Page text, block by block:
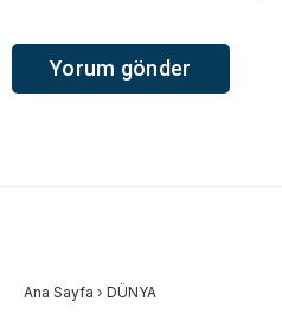
Ana Sayfa › DÜNYA